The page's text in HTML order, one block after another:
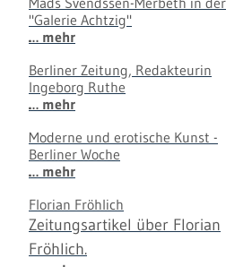
"Galerie Achtzig"
… mehr
Berliner Zeitung, Redakteurin
Ingeborg Ruthe
… mehr
Moderne und erotische Kunst -
Berliner Woche
… mehr
Florian Fröhlich
Zeitungsartikel über Florian
Fröhlich.